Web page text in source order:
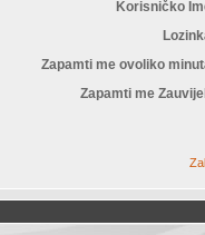
Korisničko
Zapamti me ovoliko
Zapamti me